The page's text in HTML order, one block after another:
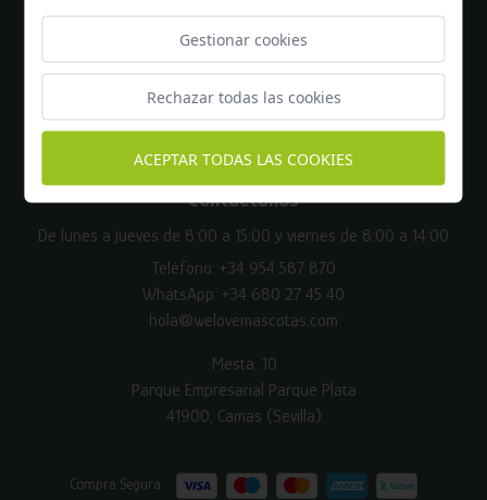
Contáctanos
De lunes a jueves de 8:00 a 15:00 y viernes de 8:00 a 14:00
Teléfono: +34 954 587 870
WhatsApp: +34 680 27 45 40
hola@welovemascotas.com
Mesta, 10
Parque Empresarial Parque Plata
41900, Camas (Sevilla)
Compra Segura:
Gestionar cookies
Rechazar todas las cookies
ACEPTAR TODAS LAS COOKIES